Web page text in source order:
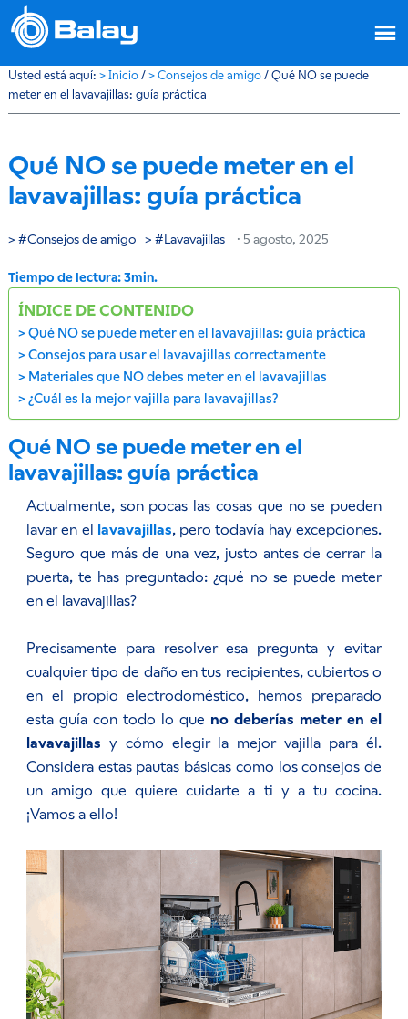
Usted está aquí: > Inicio / > Consejos de amigo /Qué NO se puede
meter en el lavavajillas: guía práctica
Qué NO se puede meter en el
lavavajillas: guía práctica
Consejos de amigo Lavavajillas · 5 agosto, 2025
ÍNDICE DE CONTENIDO
Qué NO se puede meter en el lavavajillas: guía práctica
Consejos para usar el lavavajillas correctamente
Materiales que NO debes meter en el lavavajillas
¿Cuál es la mejor vajilla para lavavajillas?
Qué NO se puede meter en el
lavavajillas: guía práctica
Actualmente, son pocas las cosas que no se pueden
lavar en el lavavajillas, pero todavía hay excepciones.
Seguro que más de una vez, justo antes de cerrar la
puerta, te has preguntado: ¿qué no se puede meter
en el lavavajillas?
Precisamente para resolver esa pregunta y evitar
cualquier tipo de daño en tus recipientes, cubiertos o
en el propio electrodoméstico, hemos preparado
esta guía con todo lo que no deberías meter en el
lavavajillas y cómo elegir la mejor vajilla para él.
Considera estas pautas básicas como los consejos de
un amigo que quiere cuidarte a ti y a tu cocina.
¡Vamos a ello!